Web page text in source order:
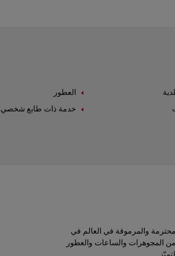
العطور
خدمة ذات طابع شخصي
الدُور المحترمة والمرموقة في العالم في
من المجوهرات والساعات والعطور